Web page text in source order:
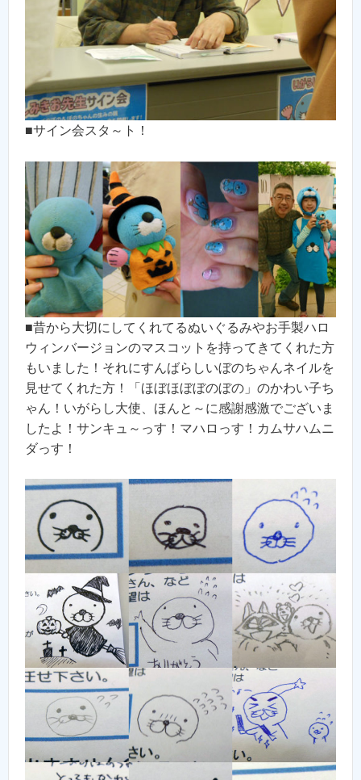
■サイン会スタ～ト！
■昔から大切にしてくれてるぬいぐるみやお手製ハロ
ウィンバージョンのマスコットを持ってきてくれた方
もいました！それにすんばらしいぼのちゃんネイルを
見せてくれた方！「ほぼほぼぼのぼの」のかわい子ち
ゃん！いがらし大使、ほんと～に感謝感激でございま
したよ！サンキュ～っす！マハロっす！カムサハムニ
ダっす！